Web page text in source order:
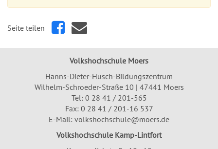
Seite teilen
Volkshochschule Moers
Hanns-Dieter-Hüsch-Bildungszentrum
Wilhelm-Schroeder-Straße 10 | 47441 Moers
Tel: 0 28 41 / 201-565
Fax: 0 28 41 / 201-16 537
E-Mail: volkshochschule@moers.de
Volkshochschule Kamp-Lintfort